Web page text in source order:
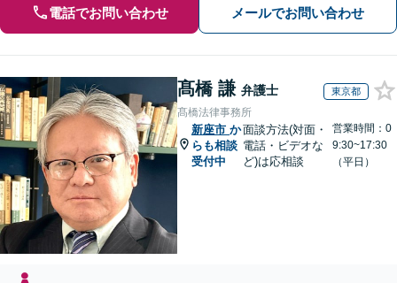
電話でお問い合わせ メールでお問い合わせ
髙橋 謙 弁護士 東京都
髙橋法律事務所
新座市 か
らも相談
受付中
面談方法(対面・
電話・ビデオな
ど)は応相談
営業時間：0
9:30~17:30
（平日）